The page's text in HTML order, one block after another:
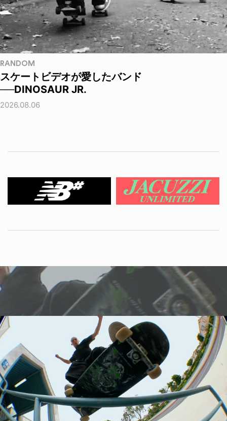
RANDOM
スケートビデオが愛したバンド
──DINOSAUR JR.
2026.08.06